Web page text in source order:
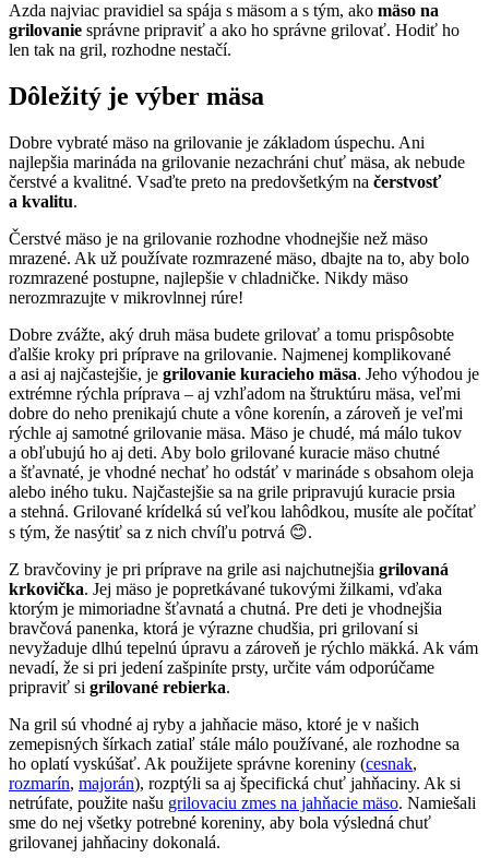
Azda najviac pravidiel sa spája s mäsom a s tým, ako mäso na
grilovanie správne pripraviť a ako ho správne grilovať. Hodiť ho
len tak na gril, rozhodne nestačí.
Dôležitý je výber mäsa
Dobre vybraté mäso na grilovanie je základom úspechu. Ani
najlepšia marináda na grilovanie nezachráni chuť mäsa, ak nebude
čerstvé a kvalitné. Vsaďte preto na predovšetkým na čerstvosť
a kvalitu.
Čerstvé mäso je na grilovanie rozhodne vhodnejšie než mäso
mrazené. Ak už používate rozmrazené mäso, dbajte na to, aby bolo
rozmrazené postupne, najlepšie v chladničke. Nikdy mäso
nerozmrazujte v mikrovlnnej rúre!
Dobre zvážte, aký druh mäsa budete grilovať a tomu prispôsobte
ďalšie kroky pri príprave na grilovanie. Najmenej komplikované
a asi aj najčastejšie, je grilovanie kuracieho mäsa. Jeho výhodou je
extrémne rýchla príprava – aj vzhľadom na štruktúru mäsa, veľmi
dobre do neho prenikajú chute a vône korenín, a zároveň je veľmi
rýchle aj samotné grilovanie mäsa. Mäso je chudé, má málo tukov
a obľubujú ho aj deti. Aby bolo grilované kuracie mäso chutné
a šťavnaté, je vhodné nechať ho odstáť v marináde s obsahom oleja
alebo iného tuku. Najčastejšie sa na grile pripravujú kuracie prsia
a stehná. Grilované krídelká sú veľkou lahôdkou, musíte ale počítať
s tým, že nasýtiť sa z nich chvíľu potrvá 😊.
Z bravčoviny je pri príprave na grile asi najchutnejšia grilovaná
krkovička. Jej mäso je popretkávané tukovými žilkami, vďaka
ktorým je mimoriadne šťavnatá a chutná. Pre deti je vhodnejšia
bravčová panenka, ktorá je výrazne chudšia, pri grilovaní si
nevyžaduje dlhú tepelnú úpravu a zároveň je rýchlo mäkká. Ak vám
nevadí, že si pri jedení zašpiníte prsty, určite vám odporúčame
pripraviť si grilované rebierka.
Na gril sú vhodné aj ryby a jahňacie mäso, ktoré je v našich
zemepisných šírkach zatiaľ stále málo používané, ale rozhodne sa
ho oplatí vyskúšať. Ak použijete správne koreniny (cesnak,
rozmarín, majorán), rozptýli sa aj špecifická chuť jahňaciny. Ak si
netrúfate, použite našu grilovaciu zmes na jahňacie mäso. Namiešali
sme do nej všetky potrebné koreniny, aby bola výsledná chuť
grilovanej jahňaciny dokonalá.